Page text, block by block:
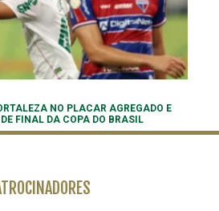
NO PLACAR AGREGADO E
FINAL DA COPA DO BRASIL